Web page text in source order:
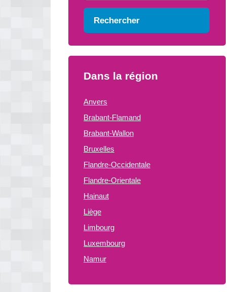
Rechercher
Dans la région
Anvers
Brabant-Flamand
Brabant-Wallon
Bruxelles
Flandre-Occidentale
Flandre-Orientale
Hainaut
Liège
Limbourg
Luxembourg
Namur